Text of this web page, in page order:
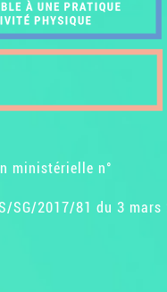
ministérielle n°
SG/2017/81 du 3 mars